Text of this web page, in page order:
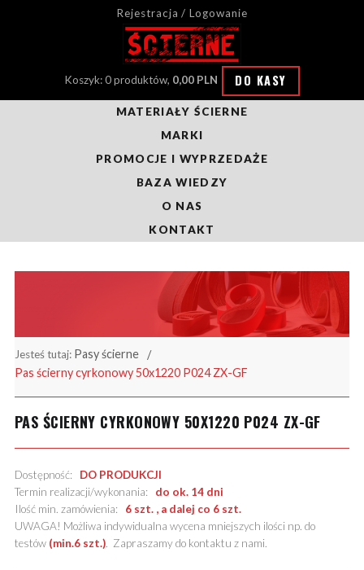
Rejestracja / Logowanie
Koszyk: 0 produktów, 0,00 PLN DO KASY
MATERIAŁY ŚCIERNE
MARKI
PROMOCJE I WYPRZEDAŻE
BAZA WIEDZY
O NAS
KONTAKT
Jesteś tutaj: Pasy ścierne
Pas ścierny cyrkonowy 50x1220 P024 ZX-GF
PAS ŚCIERNY CYRKONOWY 50X1220 P024 ZX-GF
Dostępność: DO PRODUKCJI
Termin realizacji/wykonania: do ok. 14 dni
Ilość min. zamówienia: 6 szt. , a dalej co 6 szt.
UWAGA! Możliwa indywidualna wycena mniejszych ilości np. do
testów (min.6 szt.). Zapraszamy do kontaktu z nami.